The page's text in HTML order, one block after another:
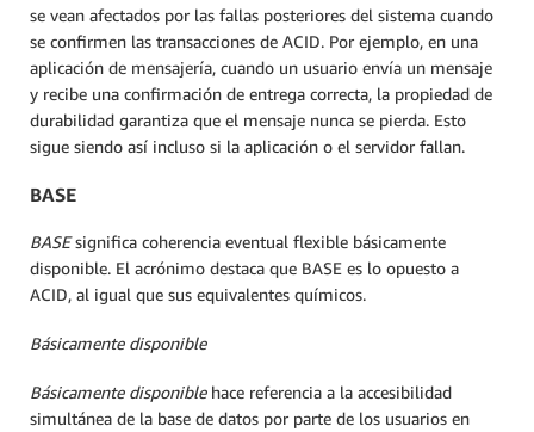
se vean afectados por las fallas posteriores del sistema cuando
se confirmen las transacciones de ACID. Por ejemplo, en una
aplicación de mensajería, cuando un usuario envía un mensaje
y recibe una confirmación de entrega correcta, la propiedad de
durabilidad garantiza que el mensaje nunca se pierda. Esto
sigue siendo así incluso si la aplicación o el servidor fallan.
BASE
BASEsignifica coherencia eventual flexible básicamente
disponible. El acrónimo destaca que BASE es lo opuesto a
ACID, al igual que sus equivalentes químicos.
Básicamente disponible
Básicamente disponiblehace referencia a la accesibilidad
simultánea de la base de datos por parte de los usuarios en